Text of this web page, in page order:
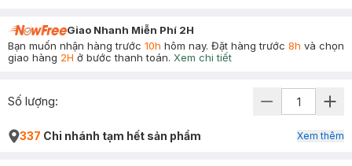
Giao Nhanh Miễn Phí 2H
Bạn muốn nhận hàng trước 10h hôm nay. Đặt hàng trước 8h và chọn
giao hàng 2H ở bước thanh toán. Xem chi tiết
Số lượng:
337 Chi nhánh tạm hết sản phẩm Xem thêm